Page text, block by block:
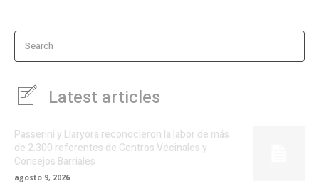
Search
Latest articles
Passerini y Llaryora reconocieron la labor de más
de 2.300 referentes de Centros Vecinales y
Consejos Barriales
agosto 9, 2026